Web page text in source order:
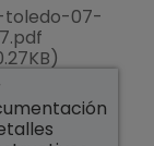
toledo-07-